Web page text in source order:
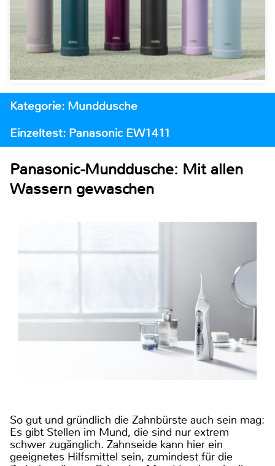
Kategorie: Munddusche
Einzeltest: Panasonic EW1411
Panasonic-Munddusche: Mit allen
Wassern gewaschen
So gut und gründlich die Zahnbürste auch sein mag:
Es gibt Stellen im Mund, die sind nur extrem
schwer zugänglich. Zahnseide kann hier ein
geeignetes Hilfsmittel sein, zumindest für die